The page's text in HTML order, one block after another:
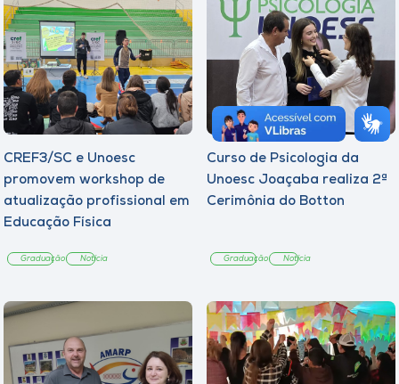
CREF3/SC e Unoesc
promovem workshop de
atualização profissional em
Educação Física
Graduação Notícia
Curso de Psicologia da
Unoesc Joaçaba realiza 2ª
Cerimônia do Botton
Graduação Notícia